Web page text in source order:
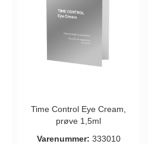
Time Control Eye Cream,
prøve 1,5ml
Varenummer: 333010